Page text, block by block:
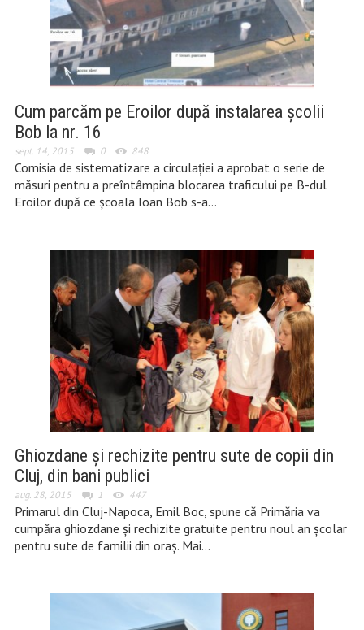
Cum parcăm pe Eroilor după instalarea școlii
Bob la nr. 16
sept. 14, 2015 0 848
Comisia de sistematizare a circulației a aprobat o serie de
măsuri pentru a preîntâmpina blocarea traficului pe B-dul
Eroilor după ce școala Ioan Bob s-a…
Ghiozdane și rechizite pentru sute de copii din
Cluj, din bani publici
aug. 28, 2015 1 447
Primarul din Cluj-Napoca, Emil Boc, spune că Primăria va
cumpăra ghiozdane și rechizite gratuite pentru noul an școlar
pentru sute de familii din oraș. Mai…